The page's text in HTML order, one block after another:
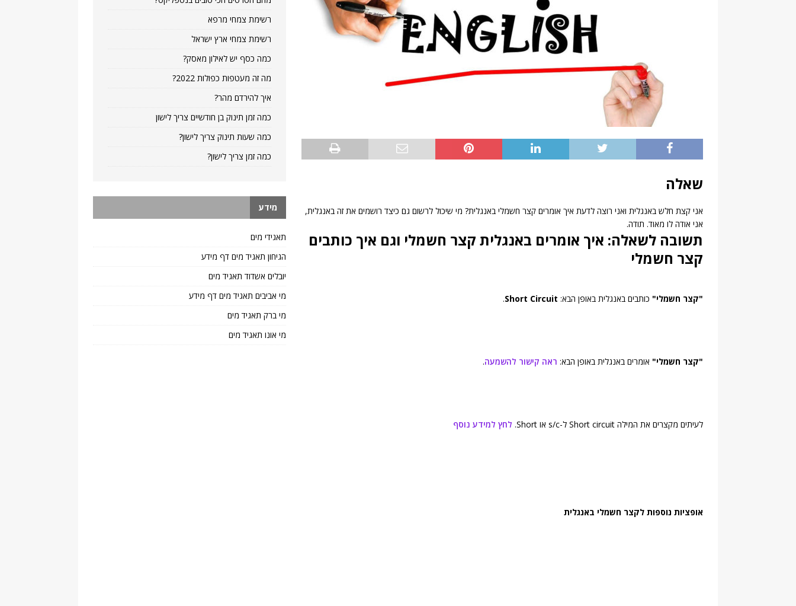
שאלה
אני קצת חלש באנגלית ואני רוצה לדעת איך אומרים קצר חשמלי באנגלית? מי שיכול לרשום גם כיצד רושמים את זה באנגלית,
אני אודה לו מאוד. תודה.
תשובה לשאלה: איך אומרים באנגלית קצר חשמלי וגם איך כותבים
קצר חשמלי
"קצר חשמלי" כותבים באנגלית באופן הבא: Short Circuit
.
"קצר חשמלי" אומרים באנגלית באופן הבא: ראה קישור להשמעה.
לעיתים מקצרים את המילה Short circuit ל-s/c או Short. לחץ למידע נוסף
אופציות נוספות לקצר חשמלי באנגלית
רשימת צמחי מרפא
רשימת צמחי ארץ ישראל
כמה כסף יש לאילון מאסק?
מה זה מעטפות כפולות 2022?
איך להירדם מהר?
כמה זמן תינוק בן חודשיים צריך לישון
כמה שעות תינוק צריך לישון?
כמה זמן צריך לישון?
מידע
תאגידי מים
הגיחון תאגיד מים דף מידע
יובלים אשדוד תאגיד מים
מי אביבים תאגיד מים דף מידע
מי ברק תאגיד מים
מי אונו תאגיד מים